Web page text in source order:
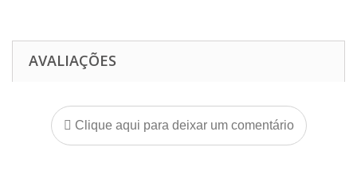
AVALIAÇÕES
Clique aqui para deixar um comentário